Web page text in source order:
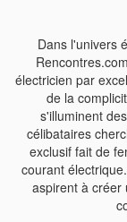
Dans l'univers
électricien par
de la
s'illuminent des
célibataires
exclusif fait de
courant
aspirent à créer